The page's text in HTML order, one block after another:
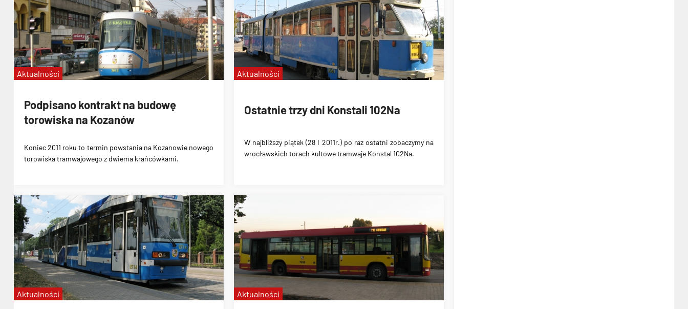
Podpisano kontrakt na budowę
torowiska na Kozanów
Koniec 2011 roku to termin powstania na Kozanowie nowego
torowiska tramwajowego z dwiema krańcówkami.
Aktualności
Ostatnie trzy dni Konstali 102Na
W najbliższy piątek (28 I 2011r.) po raz ostatni zobaczymy na
wrocławskich torach kultowe tramwaje Konstal 102Na.
Aktualności
Aktualności Aktualności